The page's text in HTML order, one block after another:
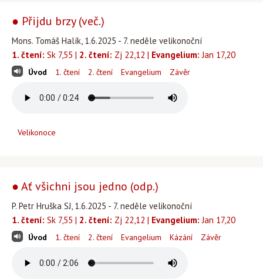
● Přijdu brzy (več.)
Mons. Tomáš Halík, 1.6.2025 - 7. neděle velikonoční
1. čtení: Sk 7,55 | 2. čtení: Zj 22,12 | Evangelium: Jan 17,20
Úvod 1. čtení 2. čtení Evangelium Závěr
Velikonoce
● Ať všichni jsou jedno (odp.)
P. Petr Hruška SJ, 1.6.2025 - 7. neděle velikonoční
1. čtení: Sk 7,55 | 2. čtení: Zj 22,12 | Evangelium: Jan 17,20
Úvod 1. čtení 2. čtení Evangelium Kázání Závěr